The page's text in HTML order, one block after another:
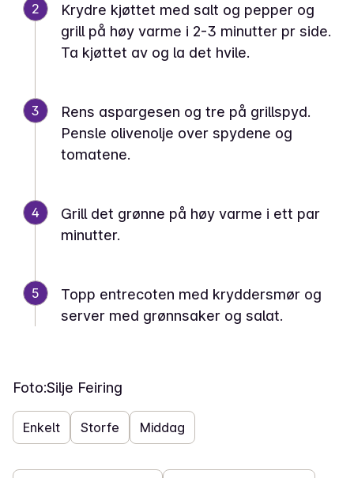
2
Krydre kjøttet med salt og pepper og
grill på høy varme i 2-3 minutter pr side.
Ta kjøttet av og la det hvile.
3
Rens aspargesen og tre på grillspyd.
Pensle olivenolje over spydene og
tomatene.
4
Grill det grønne på høy varme i ett par
minutter.
5
Topp entrecoten med kryddersmør og
server med grønnsaker og salat.
Foto:Silje Feiring
Enkelt Storfe Middag